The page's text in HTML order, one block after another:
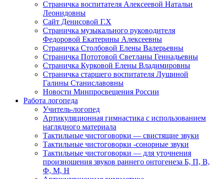
Cтраничка воспитателя Алексеевой Натальи
Леонидовны
Сайт Денисовой Г.Х
Страничка музыкального руководителя
Федоровой Екатерины Алексеевны
Страничка Столбовой Елены Валерьевны
Страничка Пототовой Светланы Геннадьевны
Страничка Курковой Елены Владимировны
Страничка старшего воспитателя Лушиной
Галины Станиславовны
Новости Минпросвещения России
Работа логопеда
Учитель-логопед
Артикуляционная гимнастика с использованием
наглядного материала
Тактильные чистоговорки — свистящие звуки
Тактильные чистоговорки -сонорные звуки
Тактильные чистоговорки — для уточнения
произношения звуков раннего онтогенеза Б, П, В,
Ф, М, Н